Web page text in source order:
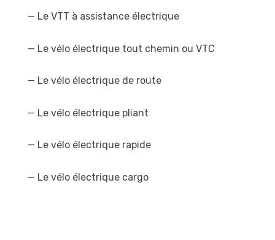
— Le VTT à assistance électrique
— Le vélo électrique tout chemin ou VTC
— Le vélo électrique de route
— Le vélo électrique pliant
— Le vélo électrique rapide
— Le vélo électrique cargo